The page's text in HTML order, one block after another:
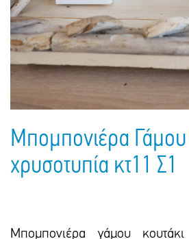
Πακέτα Δώρων
Σακούλες
Τσάντες - Ποδιές - Ομπρέλες
Βιβλία
Παιδικό Πάρτι
Παιδικά Είδη
Ημερολόγια - Ατζέντες
Γραφική Ύλη
Είδη Γραφείου
Μπομπονιέρα Γάμου
χρυσοτυπία κτ11 Σ1
Μπομπονιέρα γάμου